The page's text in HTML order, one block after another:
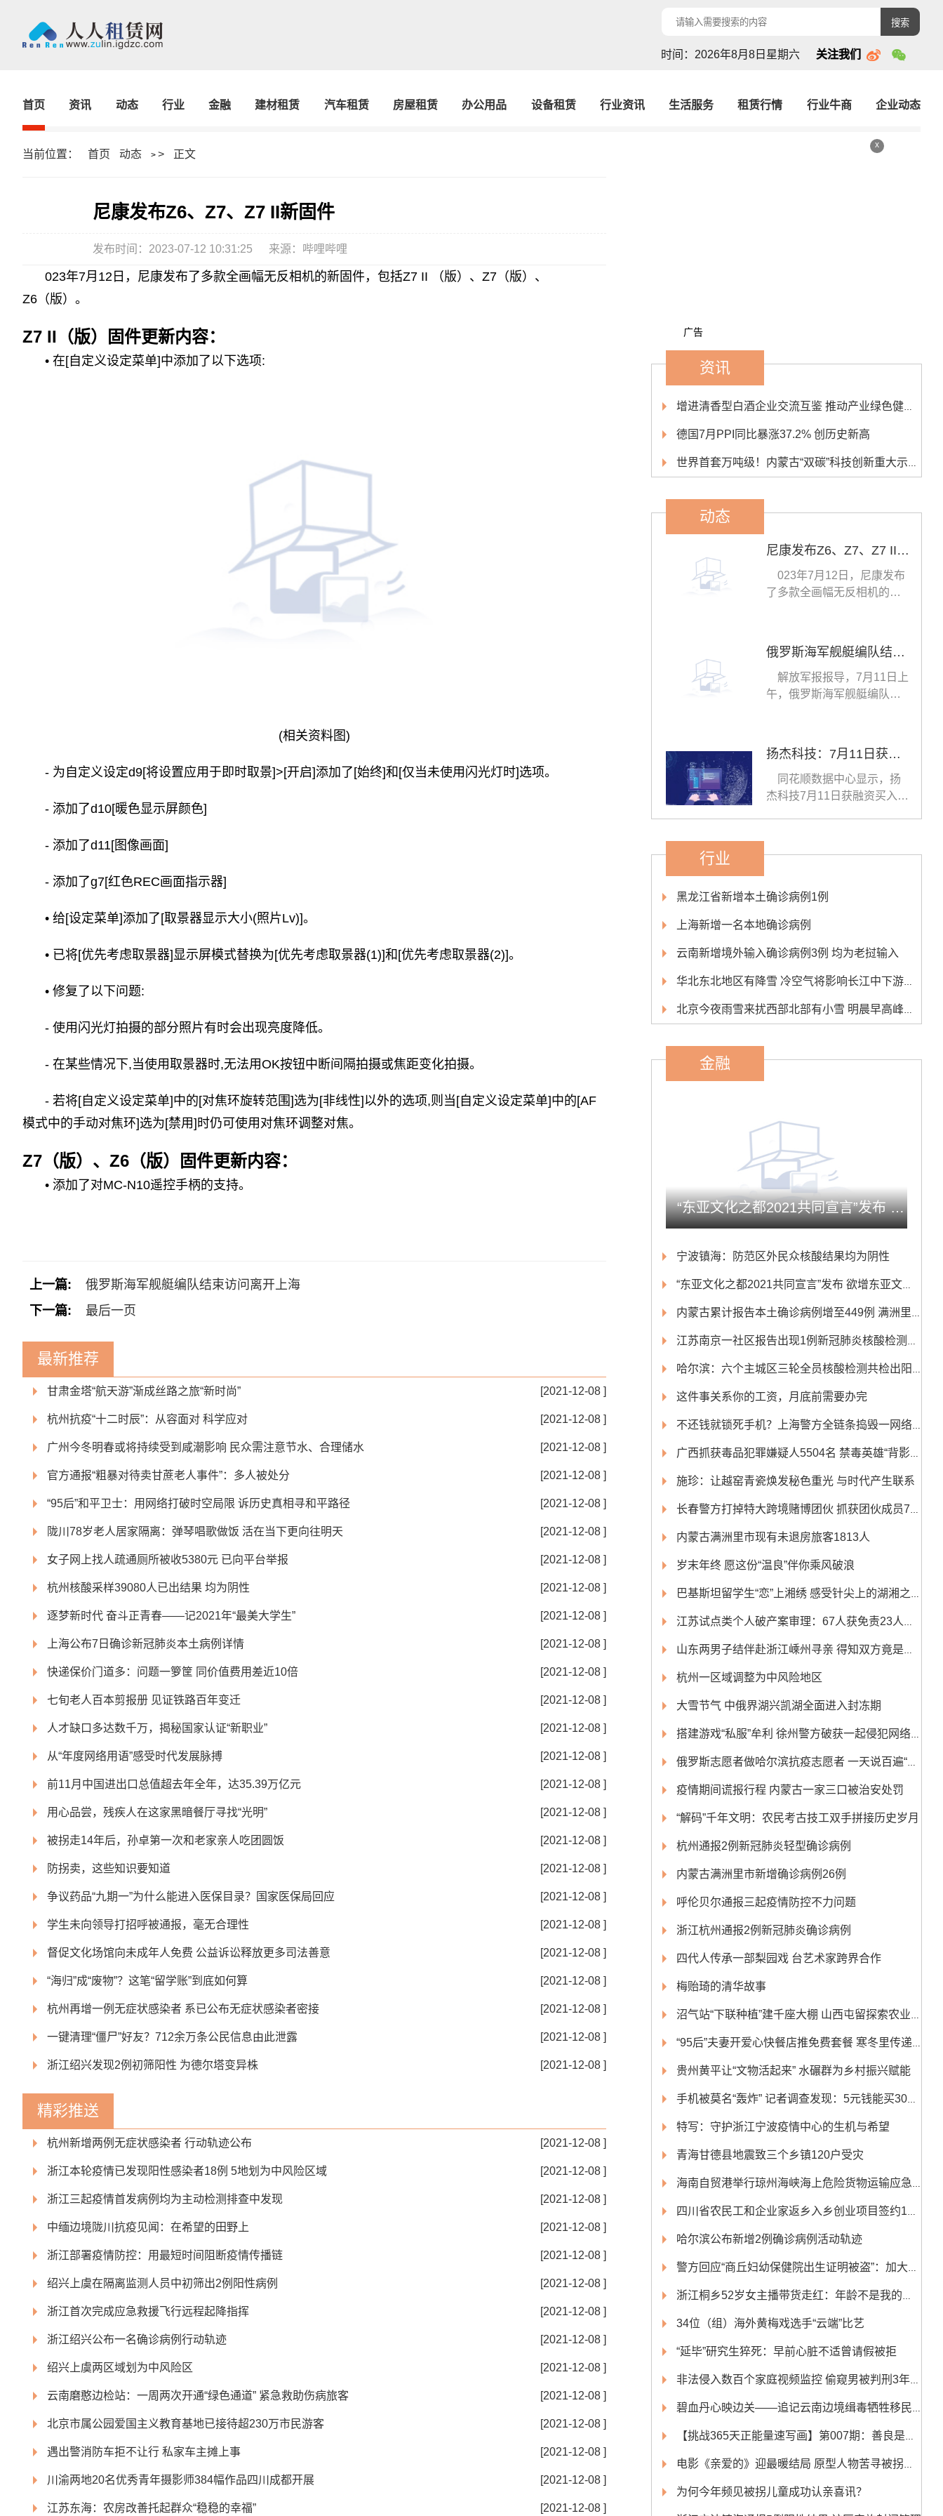
搜索
时间：2026年8月8日星期六 关注我们
首页 资讯 动态 行业 金融 建材租赁 汽车租赁 房屋租赁 办公用品 设备租赁 行业资讯 生活服务 租赁行情 行业牛商 企业动态
当前位置： 首页 动态 > > 正文
尼康发布Z6、Z7、Z7 II新固件
发布时间：2023-07-12 10:31:25 来源：哔哩哔哩
023年7月12日，尼康发布了多款全画幅无反相机的新固件，包括Z7 II （版）、Z7（版）、
Z6（版）。
Z7 II（版）固件更新内容：
• 在[自定义设定菜单]中添加了以下选项:
(相关资料图)
- 为自定义设定d9[将设置应用于即时取景]>[开启]添加了[始终]和[仅当未使用闪光灯时]选项。
- 添加了d10[暖色显示屏颜色]
- 添加了d11[图像画面]
- 添加了g7[红色REC画面指示器]
• 给[设定菜单]添加了[取景器显示大小(照片Lv)]。
• 已将[优先考虑取景器]显示屏模式替换为[优先考虑取景器(1)]和[优先考虑取景器(2)]。
• 修复了以下问题:
- 使用闪光灯拍摄的部分照片有时会出现亮度降低。
- 在某些情况下,当使用取景器时,无法用OK按钮中断间隔拍摄或焦距变化拍摄。
- 若将[自定义设定菜单]中的[对焦环旋转范围]选为[非线性]以外的选项,则当[自定义设定菜单]中的[AF
模式中的手动对焦环]选为[禁用]时仍可使用对焦环调整对焦。
Z7（版）、Z6（版）固件更新内容：
• 添加了对MC-N10遥控手柄的支持。
上一篇:
俄罗斯海军舰艇编队结束访问离开上海
下一篇:
最后一页
最新推荐
甘肃金塔“航天游”渐成丝路之旅“新时尚” [2021-12-08 ]
杭州抗疫“十二时辰”：从容面对 科学应对 [2021-12-08 ]
广州今冬明春或将持续受到咸潮影响 民众需注意节水、合理储水 [2021-12-08 ]
官方通报“粗暴对待卖甘蔗老人事件”：多人被处分 [2021-12-08 ]
“95后”和平卫士：用网络打破时空局限 诉历史真相寻和平路径 [2021-12-08 ]
陇川78岁老人居家隔离：弹琴唱歌做饭 活在当下更向往明天 [2021-12-08 ]
女子网上找人疏通厕所被收5380元 已向平台举报 [2021-12-08 ]
杭州核酸采样39080人已出结果 均为阴性 [2021-12-08 ]
逐梦新时代 奋斗正青春——记2021年“最美大学生” [2021-12-08 ]
上海公布7日确诊新冠肺炎本土病例详情 [2021-12-08 ]
快递保价门道多：问题一箩筐 同价值费用差近10倍 [2021-12-08 ]
七旬老人百本剪报册 见证铁路百年变迁 [2021-12-08 ]
人才缺口多达数千万，揭秘国家认证“新职业” [2021-12-08 ]
从“年度网络用语”感受时代发展脉搏 [2021-12-08 ]
前11月中国进出口总值超去年全年，达35.39万亿元 [2021-12-08 ]
用心品尝，残疾人在这家黑暗餐厅寻找“光明” [2021-12-08 ]
被拐走14年后，孙卓第一次和老家亲人吃团圆饭 [2021-12-08 ]
防拐卖，这些知识要知道 [2021-12-08 ]
争议药品“九期一”为什么能进入医保目录？国家医保局回应 [2021-12-08 ]
学生未向领导打招呼被通报，毫无合理性 [2021-12-08 ]
督促文化场馆向未成年人免费 公益诉讼释放更多司法善意 [2021-12-08 ]
“海归”成“废物”？这笔“留学账”到底如何算 [2021-12-08 ]
杭州再增一例无症状感染者 系已公布无症状感染者密接 [2021-12-08 ]
一键清理“僵尸”好友？712余万条公民信息由此泄露 [2021-12-08 ]
浙江绍兴发现2例初筛阳性 为德尔塔变异株 [2021-12-08 ]
精彩推送
杭州新增两例无症状感染者 行动轨迹公布 [2021-12-08 ]
浙江本轮疫情已发现阳性感染者18例 5地划为中风险区域 [2021-12-08 ]
浙江三起疫情首发病例均为主动检测排查中发现 [2021-12-08 ]
中缅边境陇川抗疫见闻：在希望的田野上 [2021-12-08 ]
浙江部署疫情防控：用最短时间阻断疫情传播链 [2021-12-08 ]
绍兴上虞在隔离监测人员中初筛出2例阳性病例 [2021-12-08 ]
浙江首次完成应急救援飞行远程起降指挥 [2021-12-08 ]
浙江绍兴公布一名确诊病例行动轨迹 [2021-12-08 ]
绍兴上虞两区域划为中风险区 [2021-12-08 ]
云南磨憨边检站：一周两次开通“绿色通道” 紧急救助伤病旅客 [2021-12-08 ]
北京市属公园爱国主义教育基地已接待超230万市民游客 [2021-12-08 ]
遇出警消防车拒不让行 私家车主摊上事 [2021-12-08 ]
川渝两地20名优秀青年摄影师384幅作品四川成都开展 [2021-12-08 ]
江苏东海：农房改善托起群众“稳稳的幸福” [2021-12-08 ]
x
广告
资讯
增进清香型白酒企业交流互鉴 推动产业绿色健康可持续发展
德国7月PPI同比暴涨37.2% 创历史新高
世界首套万吨级！内蒙古“双碳”科技创新重大示范工程开工
动态
尼康发布Z6、Z7、Z7 II新固件
023年7月12日，尼康发布
了多款全画幅无反相机的新
俄罗斯海军舰艇编队结束访问离开上海
解放军报报导，7月11日上
午，俄罗斯海军舰艇编队圆
扬杰科技：7月11日获融资买入4304.30万元，占当日流入资金比例22.13%
同花顺数据中心显示，扬
杰科技7月11日获融资买入
行业
黑龙江省新增本土确诊病例1例
上海新增一名本地确诊病例
云南新增境外输入确诊病例3例 均为老挝输入
华北东北地区有降雪 冷空气将影响长江中下游以北大部地区
北京今夜雨雪来扰西部北部有小雪 明晨早高峰或受影响
金融
“东亚文化之都2021共同宣言”发布 欲增东亚文化国际影响力
宁波镇海：防范区外民众核酸结果均为阴性
“东亚文化之都2021共同宣言”发布 欲增东亚文化国际影响力
内蒙古累计报告本土确诊病例增至449例 满洲里累计确诊409例
江苏南京一社区报告出现1例新冠肺炎核酸检测阳性人员
哈尔滨：六个主城区三轮全员核酸检测共检出阳性感染者4人
这件事关系你的工资，月底前需要办完
不还钱就锁死手机？上海警方全链条捣毁一网络非法放贷团伙
广西抓获毒品犯罪嫌疑人5504名 禁毒英雄“背影”现“公安榜样” 发布会
施珍：让越窑青瓷焕发秘色重光 与时代产生联系
长春警方打掉特大跨境赌博团伙 抓获团伙成员70人
内蒙古满洲里市现有未退房旅客1813人
岁末年终 愿这份“温良”伴你乘风破浪
巴基斯坦留学生“恋”上湘绣 感受针尖上的湖湘之美
江苏试点类个人破产案审理：67人获免责23人申请被驳回
山东两男子结伴赴浙江嵊州寻亲 得知双方竟是亲兄弟
杭州一区域调整为中风险地区
大雪节气 中俄界湖兴凯湖全面进入封冻期
搭建游戏“私服”牟利 徐州警方破获一起侵犯网络游戏著作权案
俄罗斯志愿者做哈尔滨抗疫志愿者 一天说百遍“俄腔”东北话“请排队”
疫情期间谎报行程 内蒙古一家三口被治安处罚
“解码”千年文明：农民考古技工双手拼接历史岁月
杭州通报2例新冠肺炎轻型确诊病例
内蒙古满洲里市新增确诊病例26例
呼伦贝尔通报三起疫情防控不力问题
浙江杭州通报2例新冠肺炎确诊病例
四代人传承一部梨园戏 台艺术家跨界合作
梅贻琦的清华故事
沼气站“下联种植”建千座大棚 山西屯留探索农业绿色转型
“95后”夫妻开爱心快餐店推免费套餐 寒冬里传递温暖
贵州黄平让“文物活起来” 水碾群为乡村振兴赋能
手机被莫名“轰炸” 记者调查发现：5元钱能买300条轰炸短信
特写：守护浙江宁波疫情中心的生机与希望
青海甘德县地震致三个乡镇120户受灾
海南自贸港举行琼州海峡海上危险货物运输应急演练
四川省农民工和企业家返乡入乡创业项目签约14个 签约总额超50亿元
哈尔滨公布新增2例确诊病例活动轨迹
警方回应“商丘妇幼保健院出生证明被盗”：加大侦破力度
浙江桐乡52岁女主播带货走红：年龄不是我的阻碍
34位（组）海外黄梅戏选手“云端”比艺
“延毕”研究生猝死：早前心脏不适曾请假被拒
非法侵入数百个家庭视频监控 偷窥男被判刑3年10个月
碧血丹心映边关——追记云南边境缉毒牺牲移民管理警察蔡晓东
【挑战365天正能量速写画】第007期：善良是最好的化妆品
电影《亲爱的》迎最暖结局 原型人物苦寻被拐儿子获团圆
为何今年频见被拐儿童成功认亲喜讯？